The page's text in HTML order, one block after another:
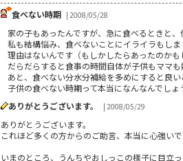
食べない時期 | 2008/05/28
家の子もあったんですが、急に食べるときと
私も結構悩み、食べないことにイライラもしま
理由はないんです（もしかしたらあったのか
だらだらすると食事の時間自体が子供もママ
あと、食べない分水分補給を多めにすると良い
子供の食べない時期って本当になんなんでしょ
ありがとうございます。
| 2008/05/29
ありがとうございます。
これほど多くの方からのご助言、本当に心強いで
いまのところ、うんちやおしっこの様子に目立っ